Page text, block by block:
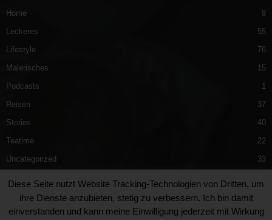
Home
8
Leckeres
55
Lifestyle
76
Malerisches
15
Podcasts
1
Reisen
37
Stories
40
Teatime
22
Uncategorized
33
Diese Seite nutzt Website Tracking-Technologien von Dritten, um
ihre Dienste anzubieten, stetig zu verbessern. Ich bin damit
einverstanden und kann meine Einwilligung jederzeit mit Wirkung